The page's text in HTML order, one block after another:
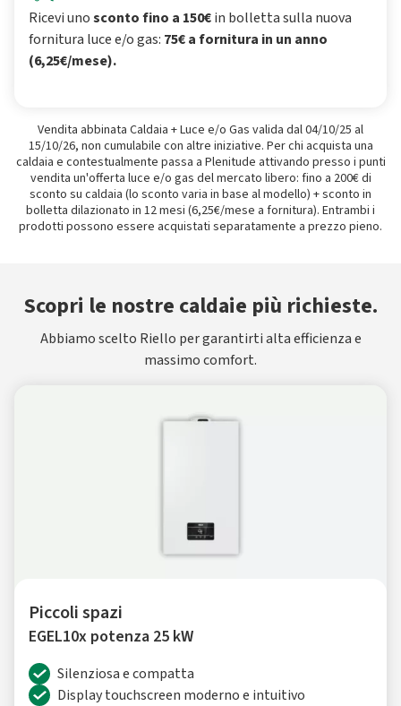
Ricevi unosconto fino a 150€in bolletta sulla nuova
fornitura luce e/o gas: 75€ a fornitura in un anno
(6,25€/mese).
Vendita abbinata Caldaia + Luce e/o Gas valida dal 04/10/25 al
15/10/26, non cumulabile con altre iniziative. Per chi acquista una
caldaia e contestualmente passa a Plenitude attivando presso i punti
vendita un'offerta luce e/o gas del mercato libero: fino a 200€ di
sconto su caldaia (lo sconto varia in base al modello) + sconto in
bolletta dilazionato in 12 mesi (6,25€/mese a fornitura). Entrambi i
prodotti possono essere acquistati separatamente a prezzo pieno.
Scopri le nostre caldaie più richieste.
Abbiamo scelto Riello per garantirti alta efficienza e
massimo comfort.
Piccoli spazi
EGEL10x potenza 25 kW
Silenziosa e compatta
Display touchscreen moderno e intuitivo